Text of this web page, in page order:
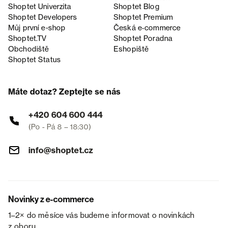
Shoptet Univerzita
Shoptet Blog
Shoptet Developers
Shoptet Premium
Můj první e-shop
Česká e‑commerce
Shoptet.TV
Shoptet Poradna
Obchodiště
Eshopiště
Shoptet Status
Máte dotaz? Zeptejte se nás
+420 604 600 444
(Po - Pá 8 – 18:30)
info@shoptet.cz
Novinky z e-commerce
1–2× do měsíce vás budeme informovat o novinkách